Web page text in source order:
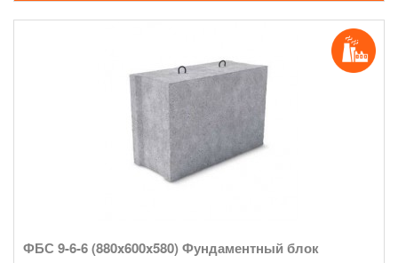
ФБС 9-6-6 (880x600x580) Фундаментный блок